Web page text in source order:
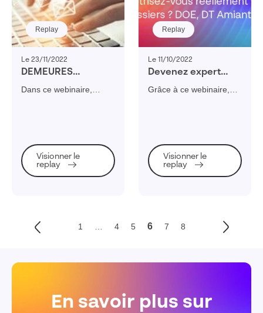
Replay
Le 23/11/2022
DEMEURES
CALADOISES vous
Documents !
Dans ce webinaire,
travers de la Gestion
Electronique des
Documents (GED).
Visionner le
replay
Replay
Le 11/10/2022
Devenez expert
dans la maîtrise de
Grâce à ce webinaire,
Visionner le
replay
1 4 5 6 7 8
En savoir plus sur